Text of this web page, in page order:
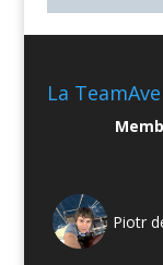
La
Piotr